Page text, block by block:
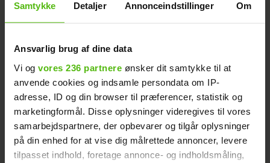
Samtykke Detaljer Annonceindstillinger Om
Ansvarlig brug af dine data
Vi og vores 236 partnere ønsker dit samtykke til at
anvende cookies og indsamle persondata om IP-
adresse, ID og din browser til præferencer, statistik og
marketingformål. Disse oplysninger videregives til vores
samarbejdspartnere, der opbevarer og tilgår oplysninger
på din enhed for at vise dig målrettede annoncer, levere
tilpasset indhold, foretage annonce- og indholdsmåling,
- Vi tænkte, at vi ikke ville tage nogle
chancer, og jeg var alligevel ikke hjemme,
så jeg kunne lige så godt tage på hotel,